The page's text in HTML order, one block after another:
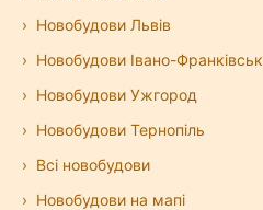
Новобудови Львів
Новобудови Івано-Франківськ
Новобудови Ужгород
Новобудови Тернопіль
Всі новобудови
Новобудови на мапі